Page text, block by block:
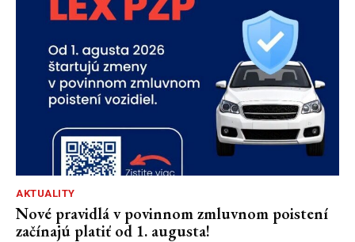
AKTUALITY
Nové pravidlá v povinnom zmluvnom poistení
začínajú platiť od 1. augusta!